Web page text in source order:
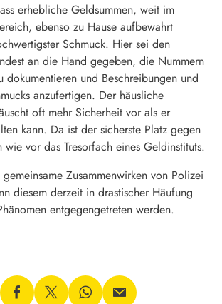
erhebliche Geldsummen, weit im
ebenso zu Hause aufbewahrt
Schmuck. Hier sei den
an die Hand gegeben, die Nummern
dokumentieren und Beschreibungen und
anzufertigen. Der häusliche
oft mehr Sicherheit vor als er
kann. Da ist der sicherste Platz gegen
wie vor das Tresorfach eines Geldinstituts.
Zusammenwirken von Polizei
diesem derzeit in drastischer Häufung
entgegengetreten werden.